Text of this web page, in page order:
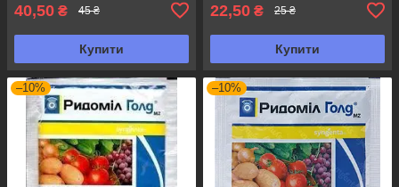
40,50 ₴ 45 ₴
Купити
22,50 ₴ 25 ₴
Купити
–10% –10%